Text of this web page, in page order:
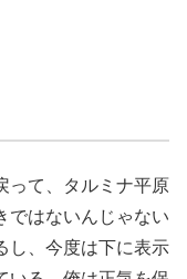
って、タルミナ平原
ではないんじゃない
し、今度は下に表示